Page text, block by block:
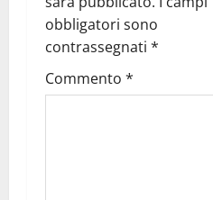
obbligatori sono
contrassegnati *
Commento *